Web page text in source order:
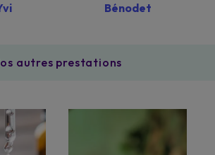
Bénodet
autres prestations